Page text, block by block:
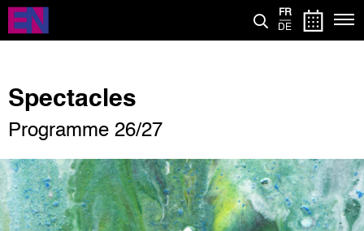
Aller
contenu
FR
DE
Spectacles
Programme 26/27